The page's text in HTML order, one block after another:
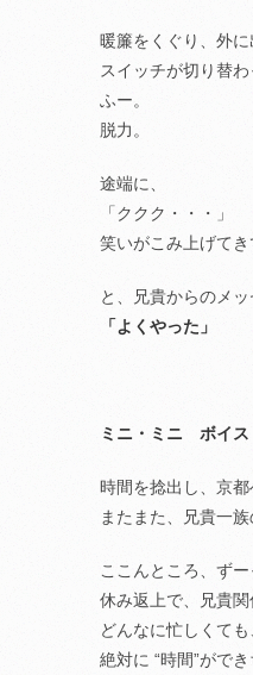
暖簾をくぐり、外に
スイッチが切り替わ
ふー。
脱力。
途端に、
「ククク・・・」
笑いがこみ上げてき
と、兄貴からのメッ
「よくやった」
ミニ・ミニ ボイス
時間を捻出し、京都
またまた、兄貴一
ここんところ、ずー
休み返上で、兄貴関
どんなに忙しくても
絶対に “時間”がで